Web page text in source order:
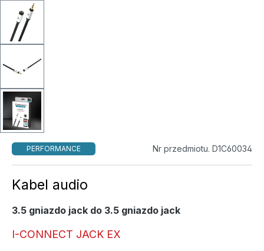
PERFORMANCE Nr przedmiotu. D1C60034
Kabel audio
3.5 gniazdo jack do 3.5 gniazdo jack
I-CONNECT JACK EX